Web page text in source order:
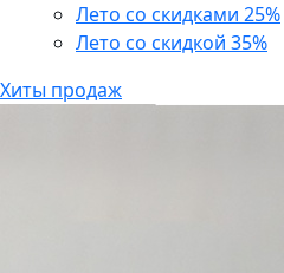
Лето со скидками 25%
Лето со скидкой 35%
Хиты продаж